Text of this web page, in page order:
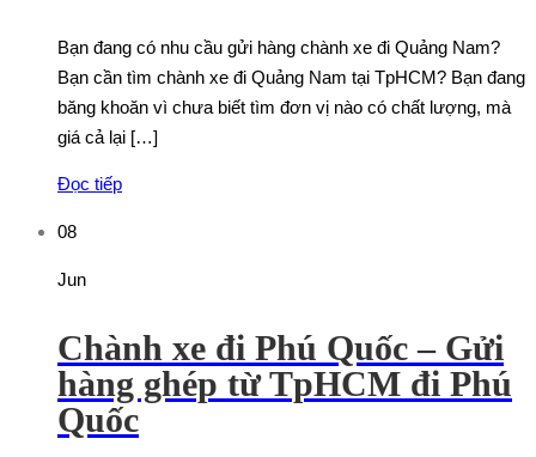
Bạn đang có nhu cầu gửi hàng chành xe đi Quảng Nam?
Bạn cần tìm chành xe đi Quảng Nam tại TpHCM? Bạn đang
băng khoăn vì chưa biết tìm đơn vị nào có chất lượng, mà
giá cả lại […]
Đọc tiếp
08
Jun
Chành xe đi Phú Quốc – Gửi
hàng ghép từ TpHCM đi Phú
Quốc